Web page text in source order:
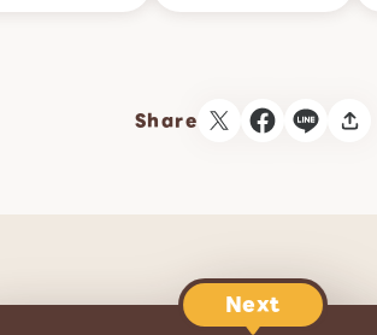
Share
Next